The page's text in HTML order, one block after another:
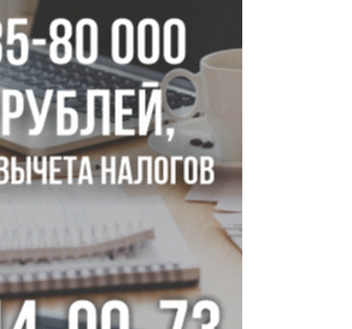
подпорной стены на
в Новосибирске